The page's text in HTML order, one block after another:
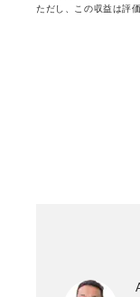
ただし、この収益は評